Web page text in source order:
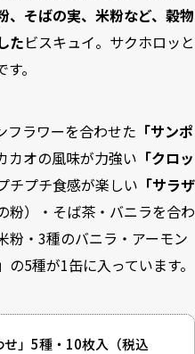
、そばの実、米粉など、穀物
たビスキュイ。サクホロッと
。
フラワーを合わせた 「サンポ
カオの風味が力強い 「クロッ
チプチ食感が楽しい 「サラザ
粉）・そば茶・バニラを合わ
粉・3種のバニラ・アーモン
の5種が1缶に入っています。
せ」5種・10枚入 （税込